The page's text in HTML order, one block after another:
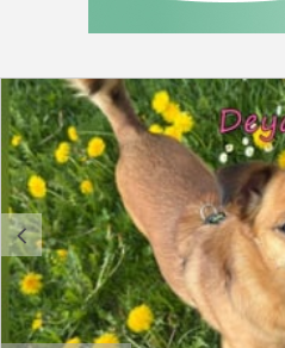
umständehalber abzugeben.
Anfragen, Preis habe ich zwar
als der finanzielle Aspekt
c